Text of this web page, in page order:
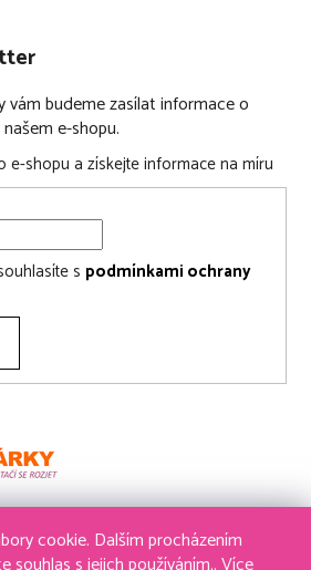
cookie. Dalším procházením
vám budeme zasílat informace o
e-shopu.
e-shopu a získejte informace na míru
s podmínkami ochrany